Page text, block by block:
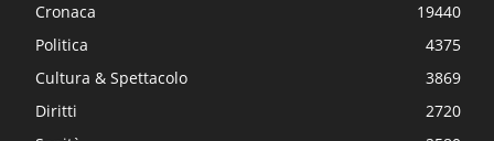
Cronaca
19440
Politica
4375
Cultura & Spettacolo
3869
Diritti
2720